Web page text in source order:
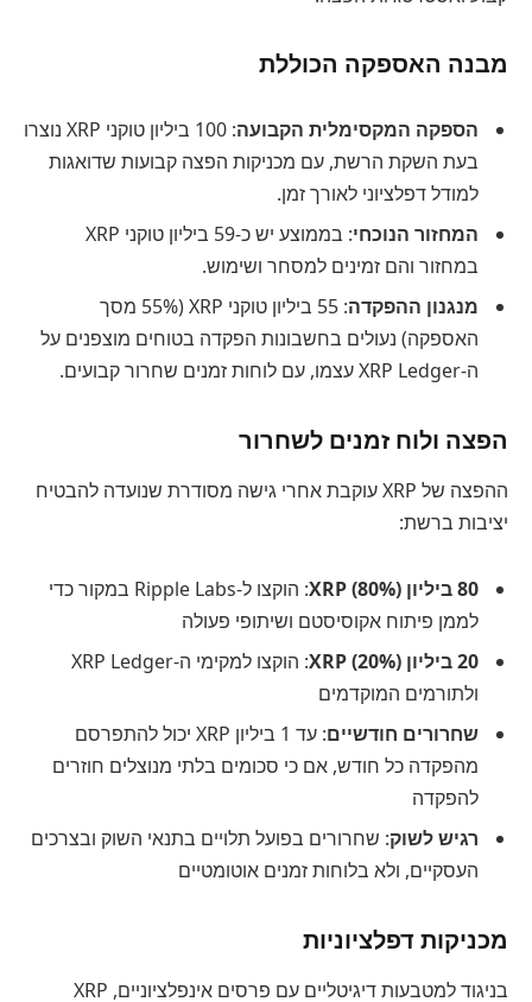
מבנה האספקה הכוללת
הספקה המקסימלית הקבועה
: 100 ביליון טוקני XRP נוצרו
בעת השקת הרשת, עם מכניקות הפצה קבועות שדואגות
למודל דפלציוני לאורך זמן.
המחזור הנוכחי
: בממוצע יש כ-59 ביליון טוקני XRP
במחזור והם זמינים למסחר ושימוש.
מנגנון ההפקדה
: 55 ביליון טוקני XRP (55% מסך
האספקה) נעולים בחשבונות הפקדה בטוחים מוצפנים על
ה-XRP Ledger עצמו, עם לוחות זמנים שחרור קבועים.
הפצה ולוח זמנים לשחרור
ההפצה של XRP עוקבת אחרי גישה מסודרת שנועדה להבטיח
יציבות ברשת:
80 ביליון XRP (80%)
: הוקצו ל-Ripple Labs במקור כדי
לממן פיתוח אקוסיסטם ושיתופי פעולה
20 ביליון XRP (20%)
: הוקצו למקימי ה-XRP Ledger
ולתורמים המוקדמים
שחרורים חודשיים
: עד 1 ביליון XRP יכול להתפרסם
מהפקדה כל חודש, אם כי סכומים בלתי מנוצלים חוזרים
להפקדה
רגיש לשוק: שחרורים בפועל תלויים בתנאי השוק ובצרכים
העסקיים, ולא בלוחות זמנים אוטומטיים
מכניקות דפלציוניות
בניגוד למטבעות דיגיטליים עם פרסים אינפלציוניים, XRP